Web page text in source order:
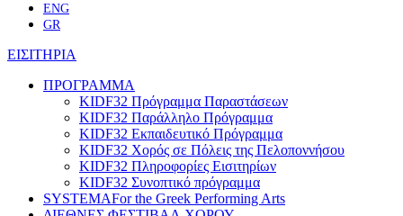
ENG
GR
ΕΙΣΙΤΗΡΙΑ
ΠΡΟΓΡΑΜΜΑ
KIDF32 Πρόγραμμα Παραστάσεων
KIDF32 Παράλληλο Πρόγραμμα
KIDF32 Εκπαιδευτικό Πρόγραμμα
KIDF32 Χορός σε Πόλεις της Πελοποννήσου
KIDF32 Πληροφορίες Εισιτηρίων
KIDF32 Συνοπτικό πρόγραμμα
SYSTEMAFor the Greek Performing Arts